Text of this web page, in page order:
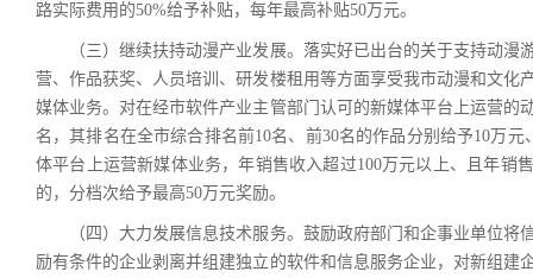
路实际费用的50%给予补贴，每年最高补贴50万元。
（三）继续扶持动漫产业发展。落实好已出台的关于支持动漫
营、作品获奖、人员培训、研发楼租用等方面享受我市动漫和文
媒体业务。对在经市软件产业主管部门认可的新媒体平台上运营
名，其排名在全市综合排名前10名、前30名的作品分别给予10万
体平台上运营新媒体业务，年销售收入超过100万元以上、且年销
的，分档次给予最高50万元奖励。
（四）大力发展信息技术服务。鼓励政府部门和企事业单位将
励有条件的企业剥离并组建独立的软件和信息服务企业，对新组建